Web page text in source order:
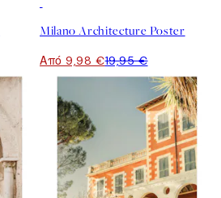
Milano Architecture Poster
Από 9,98 €19,95 €